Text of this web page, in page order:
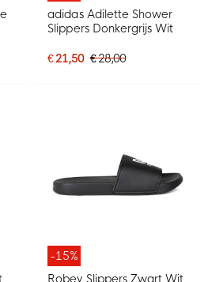
adidas Adilette Shower
Slippers Donkergrijs Wit
€ 21,50 € 28,00
-15%
Robey Slippers Zwart Wit